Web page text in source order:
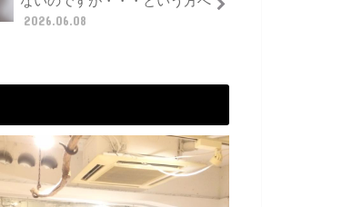
2026.06.08